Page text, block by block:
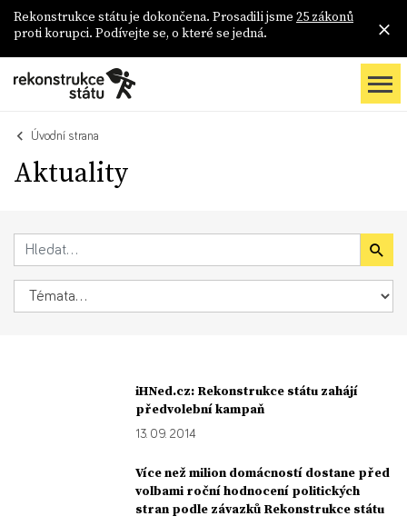
Rekonstrukce státu je dokončena. Prosadili jsme 25 zákonů
proti korupci. Podívejte se, o které se jedná.
Úvodní strana
Aktuality
iHNed.cz: Rekonstrukce státu zahájí
předvolební kampaň
13. 09. 2014
Více než milion domácností dostane před
volbami roční hodnocení politických
stran podle závazků Rekonstrukce státu